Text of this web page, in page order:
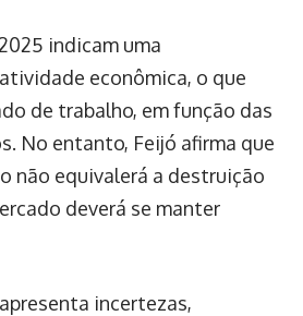
indicam uma
econômica, o que
de trabalho, em função das
No entanto, Feijó afirma que
não equivalerá a destruição
deverá se manter
incertezas,